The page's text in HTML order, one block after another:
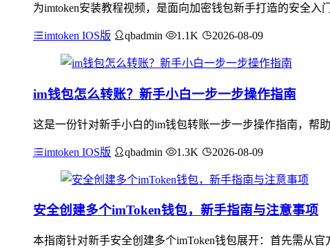
为imtoken安装教程视频，是面向加密钱包新手打造的安全
imtoken IOS版 qbadmin 1.1K 2026-08-09
im钱包怎么转账？新手小白一步一步操作指南
这是一份针对新手小白的im钱包转账一步一步操作指南，帮
imtoken IOS版 qbadmin 1.3K 2026-08-09
安全创建多个imToken钱包，新手指南与注意事项
本指南针对新手安全创建多个imToken钱包展开：首先需从